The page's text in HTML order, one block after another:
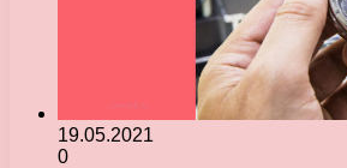
19.05.2021
0